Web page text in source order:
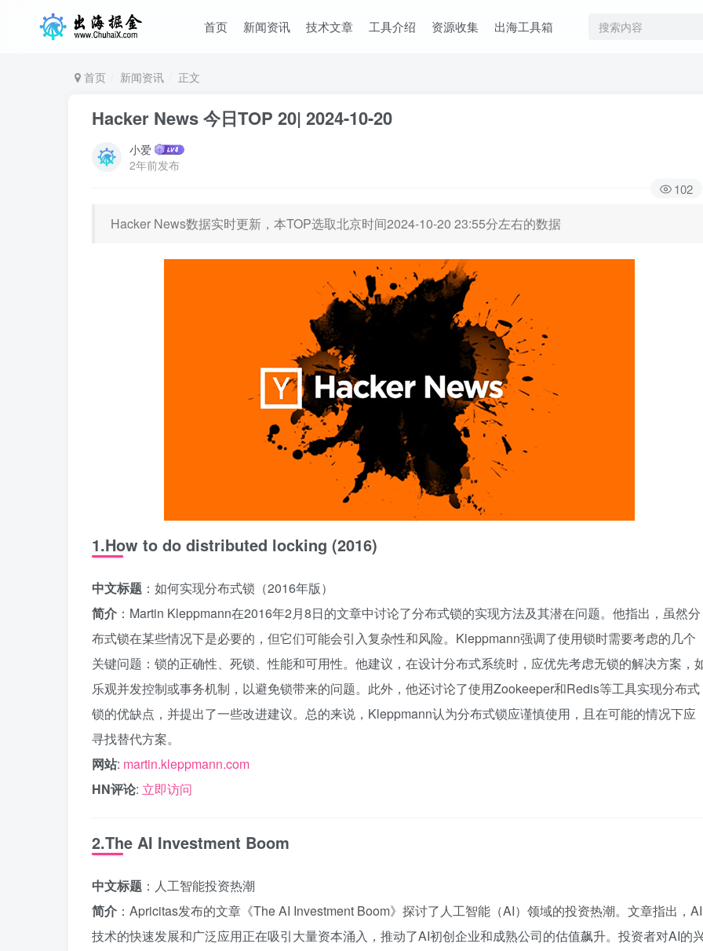
首页 新闻资讯 技术文章 工具介绍 资源收集 出海工具箱
首页 新闻资讯 正文
Hacker News 今日TOP 20| 2024-10-20
小爱
2年前发布
102
Hacker News数据实时更新，本TOP选取北京时间2024-10-20 23:55分左右的数据
1.How to do distributed locking (2016)
中文标题 ：如何实现分布式锁（2016年版）
简介 ：Martin Kleppmann在2016年2月8日的文章中讨论了分布式锁的实现方法及其潜在问题。他指出，虽然分
布式锁在某些情况下是必要的，但它们可能会引入复杂性和风险。Kleppmann强调了使用锁时需要考虑的几个
关键问题：锁的正确性、死锁、性能和可用性。他建议，在设计分布式系统时，应优先考虑无锁的解决方案，
乐观并发控制或事务机制，以避免锁带来的问题。此外，他还讨论了使用Zookeeper和Redis等工具实现分布式
锁的优缺点，并提出了一些改进建议。总的来说，Kleppmann认为分布式锁应谨慎使用，且在可能的情况下应
寻找替代方案。
网站: martin.kleppmann.com
HN评论: 立即访问
2.The AI Investment Boom
中文标题 ：人工智能投资热潮
简介 ：Apricitas发布的文章《The AI Investment Boom》探讨了人工智能（AI）领域的投资热潮。文章指出，AI
技术的快速发展和广泛应用正在吸引大量资本涌入，推动了AI初创企业和成熟公司的估值飙升。投资者对AI的